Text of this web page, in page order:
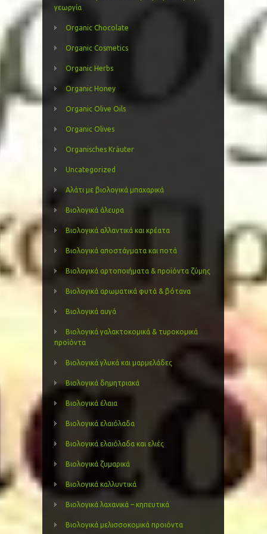
γεωργία
Organic Chocolate
Organic Cosmetics
Organic Herbs
Organic Honey
Organic Olive Oils
Organic Olives
Organisches Kräuter
Uncategorized
Αλάτι με βιολογικά μπαχαρικά
Βιολογικά άλευρα
Βιολογικά αλλαντικά και κρέατα
Βιολογικά αποστάγματα και ποτά
Βιολογικά αρτοποιήματα & προϊόντα ζύμης
Βιολογικά αρωματικά φυτά & βότανα
Βιολογικά αυγά
Βιολογικά γαλακτοκομικά & τυροκομικά
προϊόντα
Βιολογικά γλυκά και μαρμελάδες
Βιολογικά δημητριακά
Βιολογικά έλαια
Βιολογικά ελαιόλαδα
Βιολογικά ελαιόλαδα και ελιές
Βιολογικά ζυμαρικά
Βιολογικά καλλυντικά
Βιολογικά λαχανικά – κηπευτικά
Βιολογικά μελισσοκομικά προιόντα